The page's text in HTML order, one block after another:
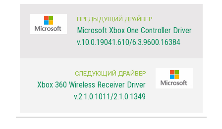
ПРЕДЫДУЩИЙ ДРАЙВЕР
Microsoft Xbox One Controller Driver
v.10.0.19041.610/6.3.9600.16384
СЛЕДУЮЩИЙ ДРАЙВЕР
Xbox 360 Wireless Receiver Driver
v.2.1.0.1011/2.1.0.1349